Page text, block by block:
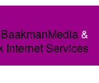
BaakmanMedia&
Internet Services